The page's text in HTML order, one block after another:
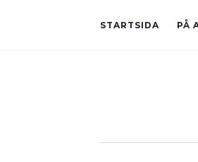
STARTSIDA PÅ